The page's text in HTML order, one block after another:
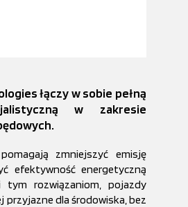
łączy w sobie pełną
w zakresie
zmniejszyć emisję
efektywność energetyczną
tym rozwiązaniom, pojazdy
przyjazne dla środowiska, bez